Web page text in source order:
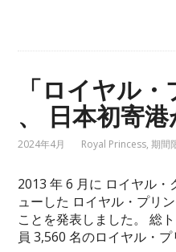
「ロイヤル・
、 日本初寄港
2024年4月 Royal Princess,期間
2013 年 6 月に ロイヤル
ューした ロイヤル・プリ
ことを発表しました。 総
員 3,560 名のロイヤル・